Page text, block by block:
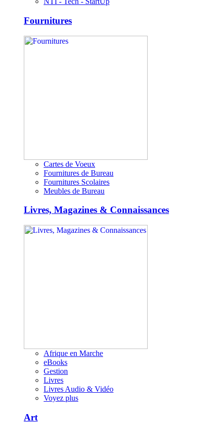
Fournitures
Cartes de Voeux
Fournitures de Bureau
Fournitures Scolaires
Meubles de Bureau
Livres, Magazines & Connaissances
Afrique en Marche
eBooks
Gestion
Livres
Livres Audio & Vidéo
Voyez plus
Art